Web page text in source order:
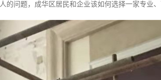
的问题，成华区居民和企业该如何选择一家专业